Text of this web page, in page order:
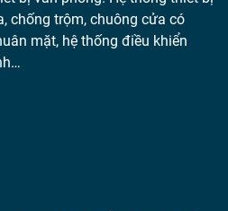
chống trộm, chuông cửa có
mặt, hệ thống điều khiển